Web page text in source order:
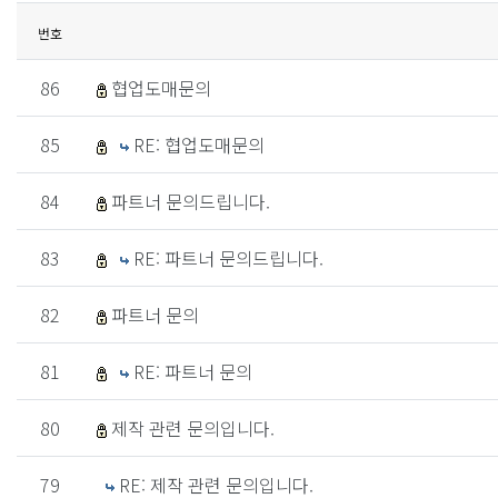
번호
86 협업도매문의
85 RE: 협업도매문의
84 파트너 문의드립니다.
83 RE: 파트너 문의드립니다.
82 파트너 문의
81 RE: 파트너 문의
80 제작 관련 문의입니다.
79 RE: 제작 관련 문의입니다.